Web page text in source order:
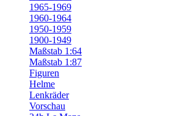
1965-1969
1960-1964
1950-1959
1900-1949
Maßstab 1:64
Maßstab 1:87
Figuren
Helme
Lenkräder
Vorschau